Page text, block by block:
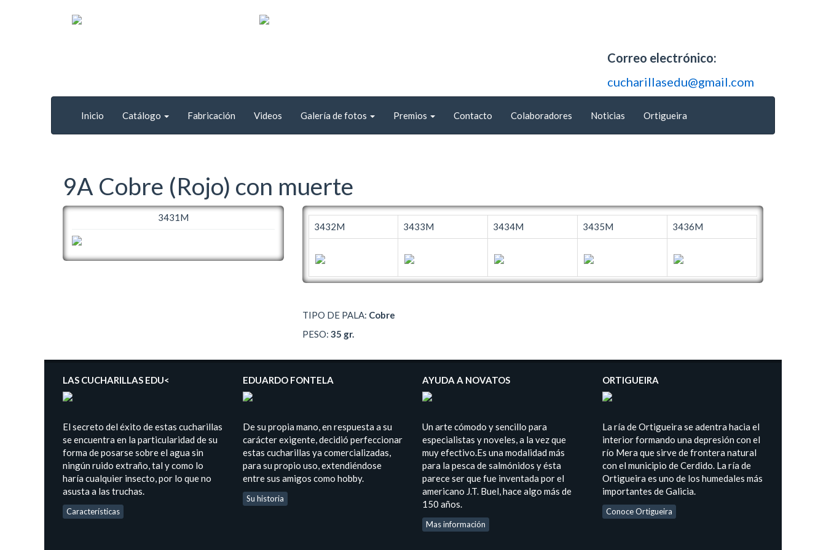
Correo electrónico:
cucharillasedu@gmail.com
Inicio Catálogo Fabricación Videos Galería de fotos Premios Contacto Colaboradores Noticias Ortigueira
9A Cobre (Rojo) con muerte
3431M
3432M
3433M 3434M 3435M 3436M
TIPO DE PALA: Cobre
PESO: 35 gr.
LAS CUCHARILLAS EDU<
El secreto del éxito de estas cucharillas
se encuentra en la particularidad de su
forma de posarse sobre el agua sin
ningún ruido extraño, tal y como lo
haría cualquier insecto, por lo que no
asusta a las truchas.
Características
EDUARDO FONTELA
De su propia mano, en respuesta a su
carácter exigente, decidió perfeccionar
estas cucharillas ya comercializadas,
para su propio uso, extendiéndose
entre sus amigos como hobby.
Su historia
AYUDA A NOVATOS
Un arte cómodo y sencillo para
especialistas y noveles, a la vez que
muy efectivo.Es una modalidad más
para la pesca de salmónidos y ésta
parece ser que fue inventada por el
americano J.T. Buel, hace algo más de
150 años.
Mas información
ORTIGUEIRA
La ría de Ortigueira se adentra hacia el
interior formando una depresión con el
río Mera que sirve de frontera natural
con el municipio de Cerdido. La ría de
Ortigueira es uno de los humedales más
importantes de Galicia.
Conoce Ortigueira